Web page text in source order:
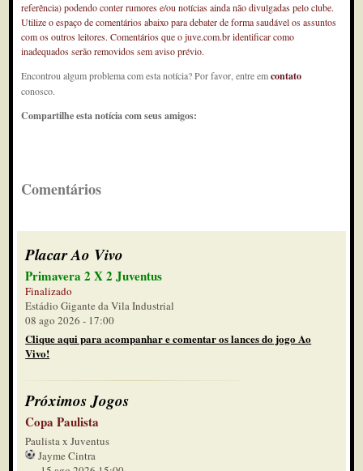
referência) podendo conter rumores e/ou notícias ainda não divulgadas pelo clube.
Utilize o espaço de comentários abaixo para debater de forma saudável os assuntos
com os outros leitores. Comentários que o juve.com.br identificar como
inadequados serão removidos sem aviso prévio.
Encontrou algum problema com esta notícia? Por favor, entre emcontato
conosco.
Compartilhe esta notícia com seus amigos:
Comentários
Placar Ao Vivo
Primavera 2 X 2 Juventus
Finalizado
Estádio Gigante da Vila Industrial
08 ago 2026 - 17:00
Clique aqui para acompanhar e comentar os lances do jogo Ao
Vivo!
Próximos Jogos
Copa Paulista
Paulista x Juventus
Jayme Cintra